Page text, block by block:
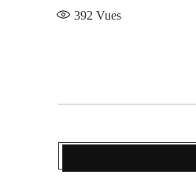
392 Vues